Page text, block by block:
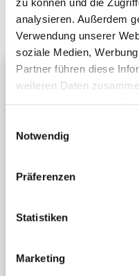
analysieren. Außerdem
Verwendung unserer
soziale Medien,
Partner führen diese
weiteren Daten
Cookies, wenn Sie
Notwendig
Präferenzen
Statistiken
Marketing
Ähnliche Beiträge
Harmonisches
in einem
Rücksichtnahme und